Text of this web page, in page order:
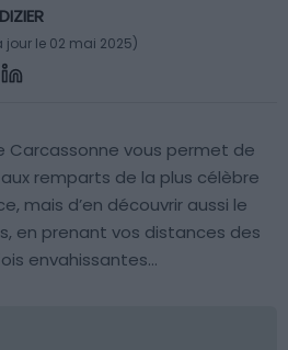
jour le 02 mai 2025)
Carcassonne vous permet de
remparts de la plus célèbre
mais d’en découvrir aussi le
en prenant vos distances des
envahissantes…